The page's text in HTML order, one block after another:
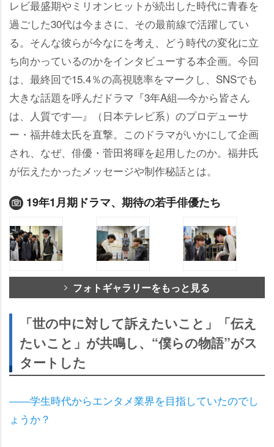
レビ最盛期やミリオンヒットが続出した時代に青春を
過ごした30代は今まさに、その最前線で活躍してい
る。そんな彼らが今なにを考え、どう時代の変化に立
ち向かっているのかをインタビューする本企画。今回
は、最終回で15.4％の高視聴率をマークし、SNSでも
大きな話題を呼んだドラマ『3年A組―今から皆さん
は、人質です―』（日本テレビ系）のプロデューサ
ー・福井雄太氏を直撃。このドラマがいかにして企画
され、なぜ、俳優・菅田将暉を起用したのか。福井氏
が伝えたかったメッセージや制作秘話とは。
19年1月期ドラマ、期待の若手俳優たち
フォトギャラリーをもっと見る
「世の中に対して訴えたいこと」「伝え
たいこと」が共鳴し、“僕らの物語”がス
タートした
――学生時代からエンタメ業界を目指していたのでし
ょうか？